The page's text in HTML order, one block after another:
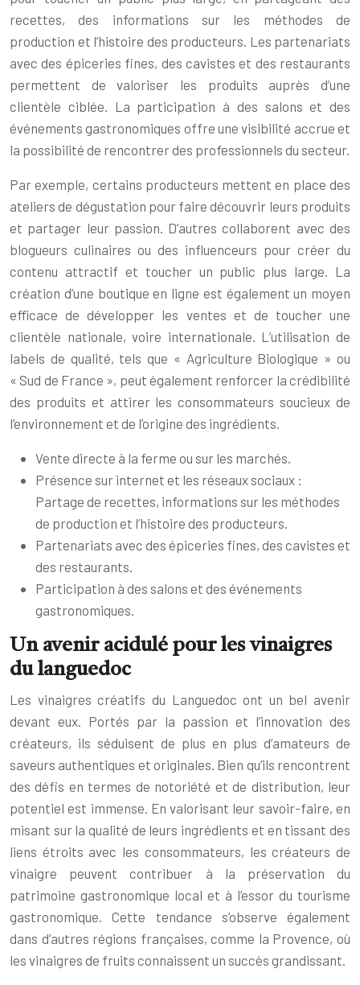
recettes, des informations sur les méthodes de
production et l’histoire des producteurs. Les partenariats
avec des épiceries fines, des cavistes et des restaurants
permettent de valoriser les produits auprès d’une
clientèle ciblée. La participation à des salons et des
événements gastronomiques offre une visibilité accrue et
la possibilité de rencontrer des professionnels du secteur.
Par exemple, certains producteurs mettent en place des
ateliers de dégustation pour faire découvrir leurs produits
et partager leur passion. D’autres collaborent avec des
blogueurs culinaires ou des influenceurs pour créer du
contenu attractif et toucher un public plus large. La
création d’une boutique en ligne est également un moyen
efficace de développer les ventes et de toucher une
clientèle nationale, voire internationale. L’utilisation de
labels de qualité, tels que « Agriculture Biologique » ou
« Sud de France », peut également renforcer la crédibilité
des produits et attirer les consommateurs soucieux de
l’environnement et de l’origine des ingrédients.
Vente directe à la ferme ou sur les marchés.
Présence sur internet et les réseaux sociaux :
Partage de recettes, informations sur les méthodes
de production et l’histoire des producteurs.
Partenariats avec des épiceries fines, des cavistes et
des restaurants.
Participation à des salons et des événements
gastronomiques.
Un avenir acidulé pour les vinaigres
du languedoc
Les vinaigres créatifs du Languedoc ont un bel avenir
devant eux. Portés par la passion et l’innovation des
créateurs, ils séduisent de plus en plus d’amateurs de
saveurs authentiques et originales. Bien qu’ils rencontrent
des défis en termes de notoriété et de distribution, leur
potentiel est immense. En valorisant leur savoir-faire, en
misant sur la qualité de leurs ingrédients et en tissant des
liens étroits avec les consommateurs, les créateurs de
vinaigre peuvent contribuer à la préservation du
patrimoine gastronomique local et à l’essor du tourisme
gastronomique. Cette tendance s’observe également
dans d’autres régions françaises, comme la Provence, où
les vinaigres de fruits connaissent un succès grandissant.